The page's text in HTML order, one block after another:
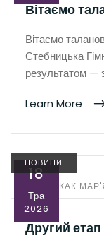
Вітаємо
Вітаємо
Стебницька
результатом —
Learn More
18
Тра
2026
НОВИНИ
BY:РОЖАК
Другий